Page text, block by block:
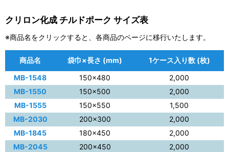
クリロン化成 チルドポーク サイズ表
※商品名をクリックすると、各商品のページに移行いたします。
商品名 袋巾×長さ (mm)
1ケース入り数 (枚)
MB-1548
150×480
2,000
MB-1550
150×500
2,000
MB-1555
150×550
1,500
MB-2030
200×300
2,000
MB-1845
180×450
2,000
MB-2045
200×450
2,000